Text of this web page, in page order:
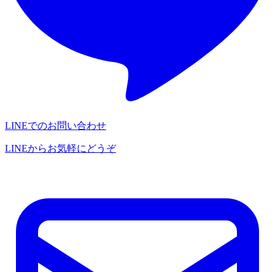
LINEでのお問い合わせ
LINEからお気軽にどうぞ